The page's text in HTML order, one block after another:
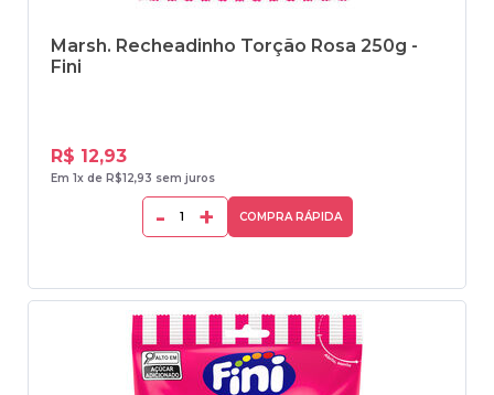
Marsh. Recheadinho Torção Rosa 250g -
Fini
R$ 12,93
Em 1x de R$12,93 sem juros
- + COMPRA RÁPIDA